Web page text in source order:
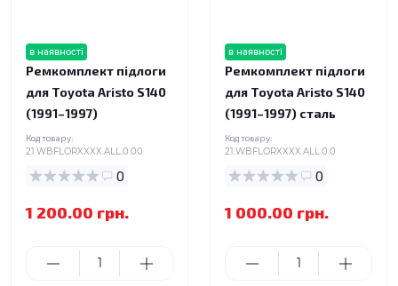
в наявності
Ремкомплект підлоги
для Toyota Aristo S140
(1991–1997)
Код товару:
21.WBFLORXXXX.ALL.0.00
0
1 200.00 грн.
в наявності
Ремкомплект підлоги
для Toyota Aristo S140
(1991–1997) сталь
Код товару:
21.WBFLORXXXX.ALL.0.0
0
1 000.00 грн.